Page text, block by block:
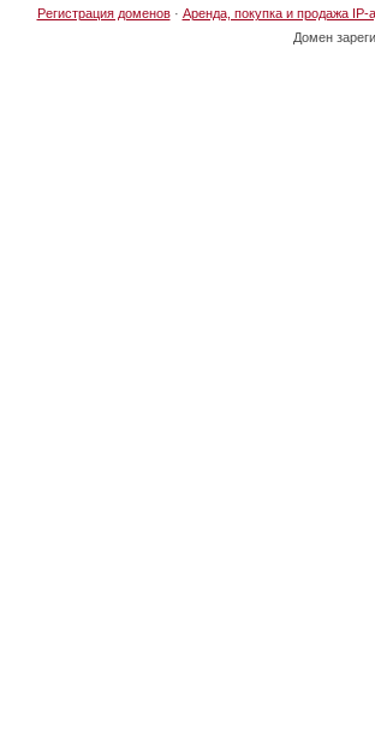
Регистрация доменов· Аренда, покупка и продажа IP-
Домен